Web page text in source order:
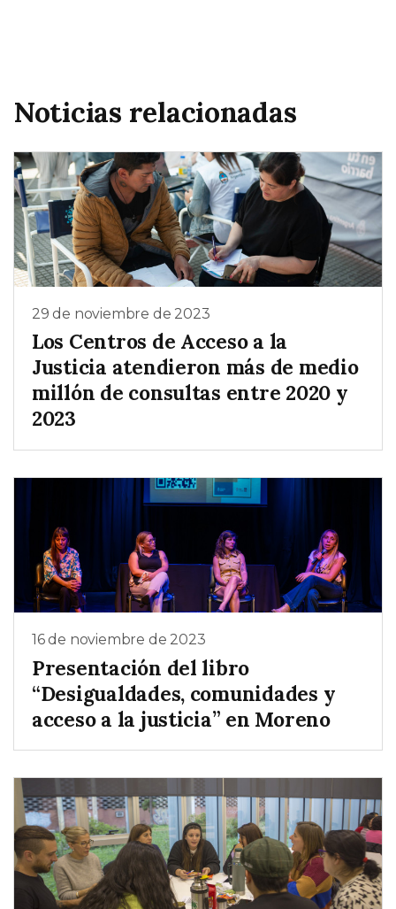
Noticias relacionadas
29 de noviembre de 2023
Los Centros de Acceso a la
Justicia atendieron más de medio
millón de consultas entre 2020 y
2023
16 de noviembre de 2023
Presentación del libro
“Desigualdades, comunidades y
acceso a la justicia” en Moreno